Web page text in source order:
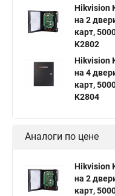
Hikvision
на 2
карт,
K2802
Hikvision
на 4
карт,
K2804
Аналоги по цене
Hikvision
на 2
карт,